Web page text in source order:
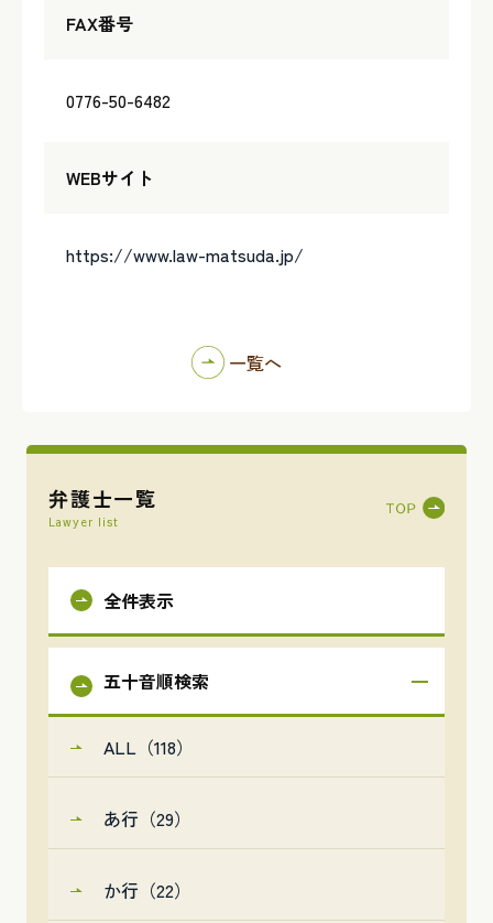
弁護士一覧
Lawyer list
全件表示
五十音順検索
ALL（118）
あ行（29）
か行（22）
FAX番号
0776-50-6482
WEBサイト
https://www.law-matsuda.jp/
一覧へ